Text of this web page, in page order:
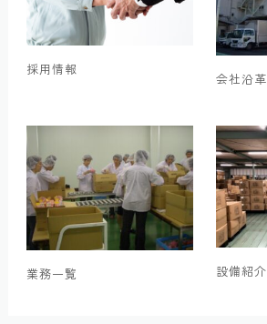
採用情報
会社沿革
業務一覧 設備紹介